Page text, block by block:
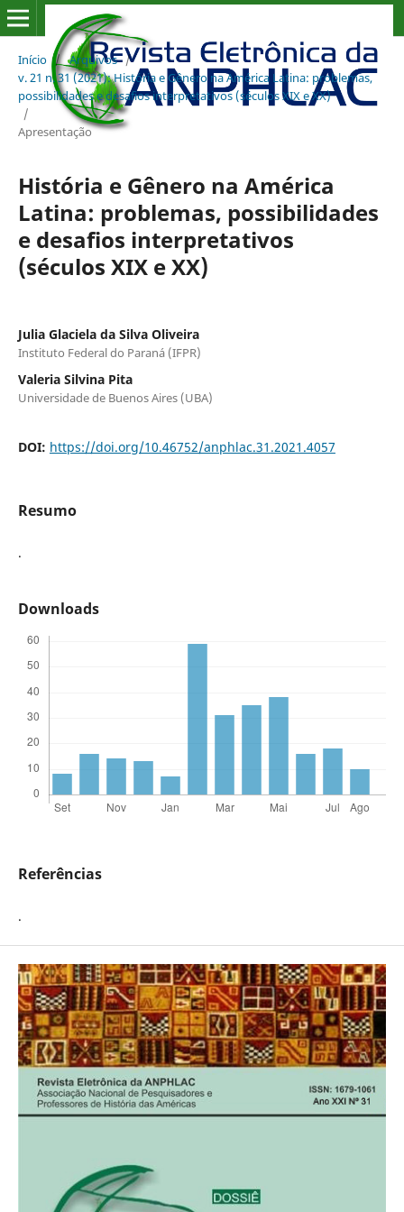
Início / Arquivos /
v. 21 n. 31 (2021): História e Gênero na América Latina: problemas,
possibilidades e desafios interpretativos (séculos XIX e XX)
/
Apresentação
História e Gênero na América
Latina: problemas, possibilidades
e desafios interpretativos
(séculos XIX e XX)
Julia Glaciela da Silva Oliveira
Instituto Federal do Paraná (IFPR)
Valeria Silvina Pita
Universidade de Buenos Aires (UBA)
DOI: https://doi.org/10.46752/anphlac.31.2021.4057
Resumo
.
Downloads
Referências
.